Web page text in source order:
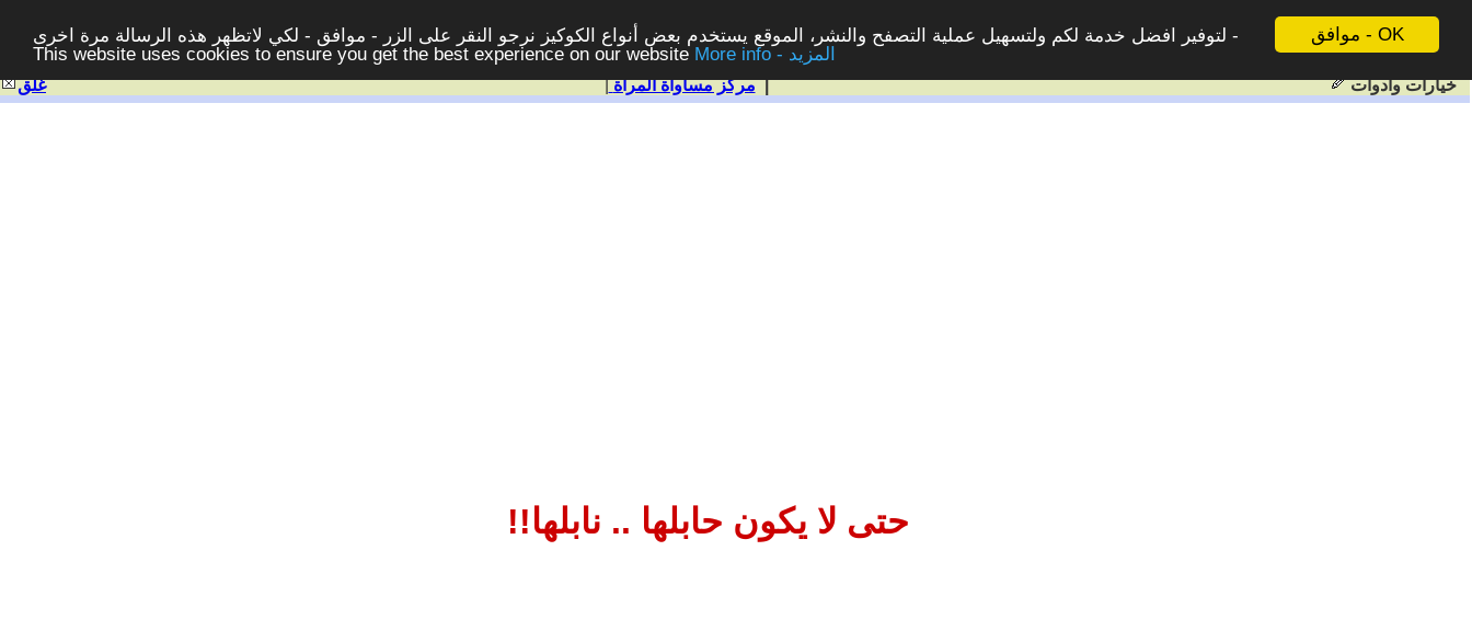
موافق - OK
لتوفير افضل خدمة لكم ولتسهيل عملية التصفح والنشر، الموقع يستخدم بعض أنواع الكوكيز نرجو النقر على الزر - موافق - لكي لاتظهر هذه الرسالة مرة اخرى -
This website uses cookies to ensure you get the best experience on our website
More info - المزيد
غلق | مركز مساواة المرأة| خيارات وادوات
حتى لا يكون حابلها .. نابلها!!